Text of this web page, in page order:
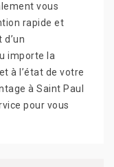
vous
rapide et
importe la
à l’état de votre
à Saint Paul
pour vous